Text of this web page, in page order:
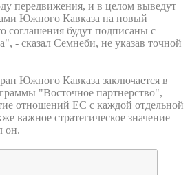
передвижения, и в целом выведут
Южного Кавказа на новый
соглашения будут подписаны с
- сказал Семнеби, не указав точной
Южного Кавказа заключается в
"Восточное партнерство",
отношений ЕС с каждой отдельной
важное стратегическое значение
он.